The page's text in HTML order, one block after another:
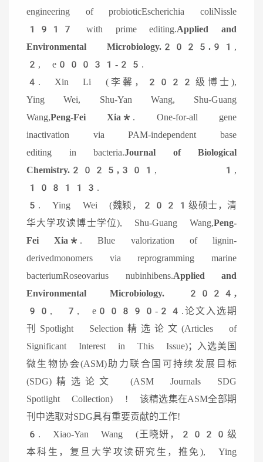
engineering of probioticEscherichia coliNissle
1917 with prime editing.Applied and
Environmental Microbiology.2025. 91,
2, e00031-25.
4. Xin Li (李馨，2022级博士),
Ying Wei, Shu-Yan Wang, Shu-Guang
Wang,Peng-Fei Xia* . One-for-all gene
inactivation via PAM-independent base
editing in bacteria.Journal of Biological
Chemistry. 2025, 301, 1,
108113.
5. Ying Wei (魏颖，2021级硕士，清
华大学攻读博士学位), Shu-Guang Wang,Peng-
Fei Xia* . Blue valorization of lignin-
derivedmonomers via reprogramming marine
bacteriumRoseovarius nubinhibens.Applied and
Environmental Microbiology. 2024,
90, 7, e00890-24.论文入选期
刊Spotlight Selection精选论文(Articles of
Significant Interest in This Issue)；入选美国
微生物协会(ASM)助力联合国可持续发展目标
(SDG)精选论文 (ASM Journals SDG
Spotlight Collection) ! 该精选集在ASM全部期
刊中选取对SDG具有重要贡献的工作!
6. Xiao-Yan Wang (王晓妍，2020级
本科生，复旦大学攻读研究生，推免), Ying